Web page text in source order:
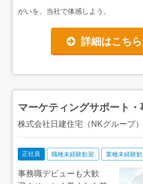
がいを、当社で体感しよう。
詳細はこち
マーケティングサポート・
株式会社日建住宅（NKグループ）
正社員 職種未経験歓迎 業種未経験
事務職デビューも大歓